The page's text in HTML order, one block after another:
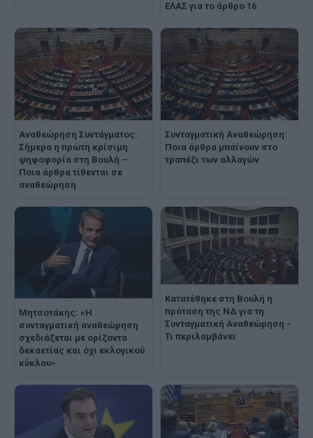
ΕΛΑΣ για το άρθρο 16
Αναθεώρηση Συντάγματος:
Σήμερα η πρώτη κρίσιμη
ψηφοφορία στη Βουλή –
Ποια άρθρα τίθενται σε
αναθεώρηση
Συνταγματική Αναθεώρηση:
Ποια άρθρα μπαίνουν στο
τραπέζι των αλλαγών
Μητσοτάκης: «Η
συνταγματική αναθεώρηση
σχεδιάζεται με ορίζοντα
δεκαετίας και όχι εκλογικού
κύκλου»
Κατατέθηκε στη Βουλή η
πρόταση της ΝΔ για τη
Συνταγματική Αναθεώρηση -
Τι περιλαμβάνει